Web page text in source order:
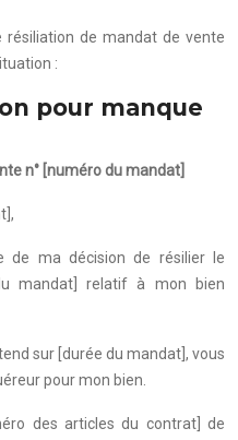
résiliation de mandat de vente
:
pour manque
n° [numéro du mandat]
de ma décision de résilier le
mandat] relatif à mon bien
sur [durée du mandat], vous
pour mon bien.
des articles du contrat] de